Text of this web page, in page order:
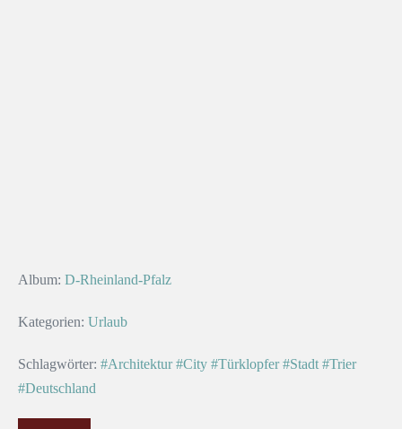
Album: D-Rheinland-Pfalz
Kategorien: Urlaub
Schlagwörter: #Architektur #City #Türklopfer #Stadt #Trier
#Deutschland